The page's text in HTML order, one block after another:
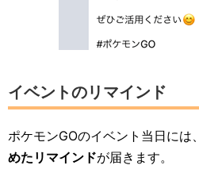
イベントのリマインド
ポケモンGOのイベント当日には、
めたリマインドが届きます。